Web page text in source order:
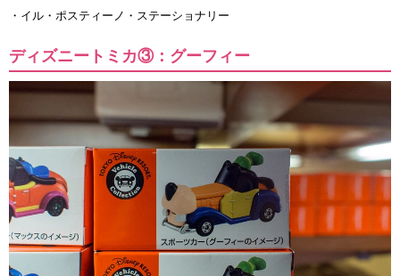
・イル・ポスティーノ・ステーショナリー
ディズニートミカ③：グーフィー